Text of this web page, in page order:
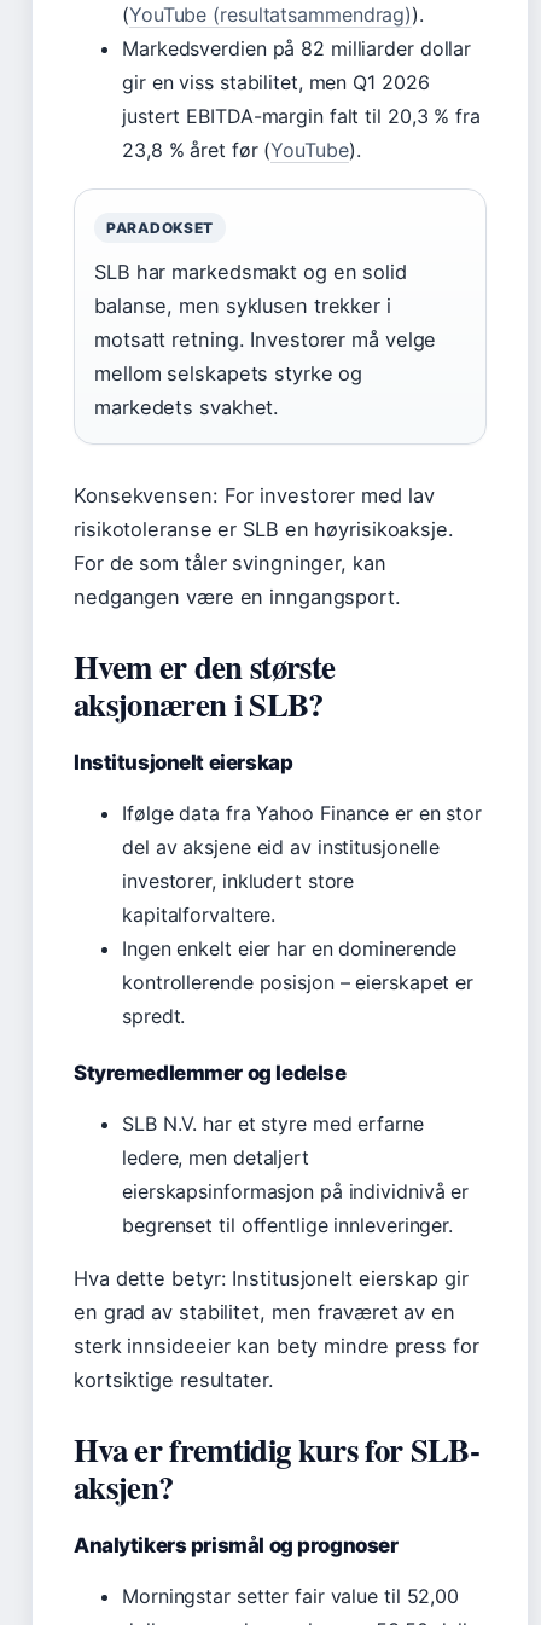
(YouTube (resultatsammendrag)).
Markedsverdien på 82 milliarder dollar
gir en viss stabilitet, men Q1 2026
justert EBITDA-margin falt til 20,3 % fra
23,8 % året før (YouTube).
PARADOKSET
SLB har markedsmakt og en solid
balanse, men syklusen trekker i
motsatt retning. Investorer må velge
mellom selskapets styrke og
markedets svakhet.
Konsekvensen: For investorer med lav
risikotoleranse er SLB en høyrisikoaksje.
For de som tåler svingninger, kan
nedgangen være en inngangsport.
Hvem er den største
aksjonæren i SLB?
Institusjonelt eierskap
Ifølge data fra Yahoo Finance er en stor
del av aksjene eid av institusjonelle
investorer, inkludert store
kapitalforvaltere.
Ingen enkelt eier har en dominerende
kontrollerende posisjon – eierskapet er
spredt.
Styremedlemmer og ledelse
SLB N.V. har et styre med erfarne
ledere, men detaljert
eierskapsinformasjon på individnivå er
begrenset til offentlige innleveringer.
Hva dette betyr: Institusjonelt eierskap gir
en grad av stabilitet, men fraværet av en
sterk innsideeier kan bety mindre press for
kortsiktige resultater.
Hva er fremtidig kurs for SLB-
aksjen?
Analytikers prismål og prognoser
Morningstar setter fair value til 52,00